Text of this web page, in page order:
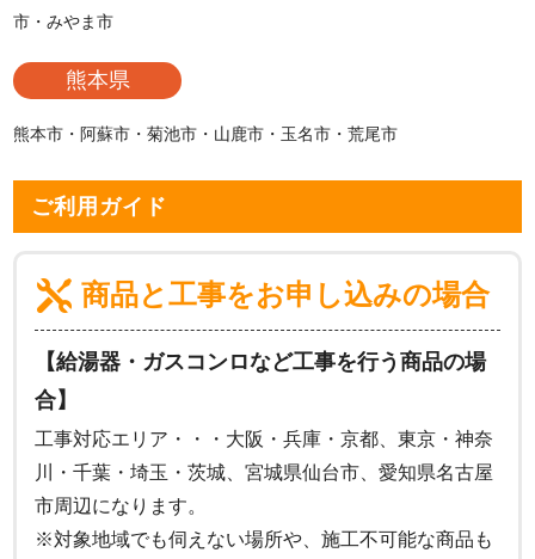
市・みやま市
熊本県
熊本市・阿蘇市・菊池市・山鹿市・玉名市・荒尾市
ご利用ガイド
商品と工事をお申し込みの場合
【給湯器・ガスコンロなど工事を行う商品の場
合】
工事対応エリア・・・大阪・兵庫・京都、東京・神奈
川・千葉・埼玉・茨城、宮城県仙台市、愛知県名古屋
市周辺になります。
※対象地域でも伺えない場所や、施工不可能な商品も